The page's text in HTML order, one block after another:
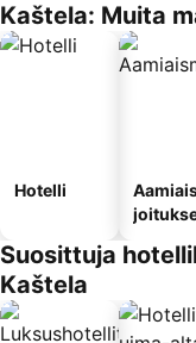
Kaštela: Muita
Hotelli
Suosittuja
Kaštela